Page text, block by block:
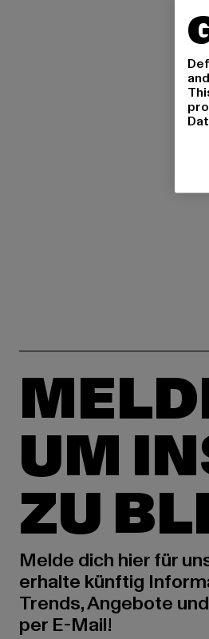
UM
ZU
Melde dich hier für
erhalte künftig
Trends, Angebote
per E-Mail!